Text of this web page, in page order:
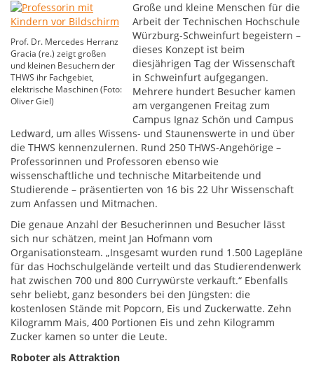
Prof. Dr. Mercedes Herranz
Gracia (re.) zeigt großen
und kleinen Besuchern der
THWS ihr Fachgebiet,
elektrische Maschinen (Foto:
Oliver Giel)
Große und kleine Menschen für die
Arbeit der Technischen Hochschule
Würzburg-Schweinfurt begeistern –
dieses Konzept ist beim
diesjährigen Tag der Wissenschaft
in Schweinfurt aufgegangen.
Mehrere hundert Besucher kamen
am vergangenen Freitag zum
Campus Ignaz Schön und Campus
Ledward, um alles Wissens- und Staunenswerte in und über
die THWS kennenzulernen. Rund 250 THWS-Angehörige –
Professorinnen und Professoren ebenso wie
wissenschaftliche und technische Mitarbeitende und
Studierende – präsentierten von 16 bis 22 Uhr Wissenschaft
zum Anfassen und Mitmachen.
Die genaue Anzahl der Besucherinnen und Besucher lässt
sich nur schätzen, meint Jan Hofmann vom
Organisationsteam. „Insgesamt wurden rund 1.500 Lagepläne
für das Hochschulgelände verteilt und das Studierendenwerk
hat zwischen 700 und 800 Currywürste verkauft.“ Ebenfalls
sehr beliebt, ganz besonders bei den Jüngsten: die
kostenlosen Stände mit Popcorn, Eis und Zuckerwatte. Zehn
Kilogramm Mais, 400 Portionen Eis und zehn Kilogramm
Zucker kamen so unter die Leute.
Roboter als Attraktion